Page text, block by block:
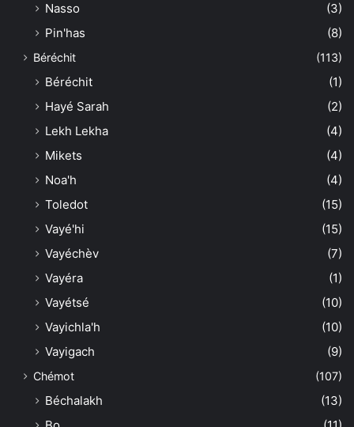
Nasso
(3)
Pin'has
(8)
Béréchit (113)
Béréchit
(1)
Hayé Sarah
(2)
Lekh Lekha
(4)
Mikets
(4)
Noa'h
(4)
Toledot
(15)
Vayé'hi
(15)
Vayéchèv
(7)
Vayéra
(1)
Vayétsé
(10)
Vayichla'h
(10)
Vayigach
(9)
Chémot (107)
Béchalakh
(13)